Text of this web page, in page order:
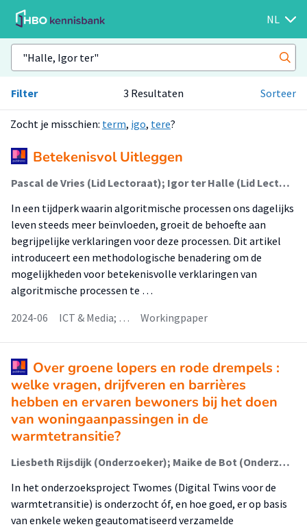
NL
Filter 3 Resultaten Sorteer
Zocht je misschien: term, igo, tere?
Betekenisvol Uitleggen
Pascal de Vries (Lid Lectoraat); Igor ter Halle (Lid Lectoraat)
In een tijdperk waarin algoritmische processen ons dagelijks
leven steeds meer beïnvloeden, groeit de behoefte aan
begrijpelijke verklaringen voor deze processen. Dit artikel
introduceert een methodologische benadering om de
mogelijkheden voor betekenisvolle verklaringen van
algoritmische processen te …
2024-06
ICT & Media; … Workingpaper
Over groene lopers en rode drempels :
welke vragen, drijfveren en barrières
hebben en ervaren bewoners bij het doen
van woningaanpassingen in de
warmtetransitie?
Liesbeth Rijsdijk (Onderzoeker); Maike de Bot (Onderzoeker); Pascal de Vries (Onderzoeker); Igor ter Halle (Onderzoeker)
In het onderzoeksproject Twomes (Digital Twins voor de
warmtetransitie) is onderzocht óf, en hoe goed, er op basis
van enkele weken geautomatiseerd verzamelde